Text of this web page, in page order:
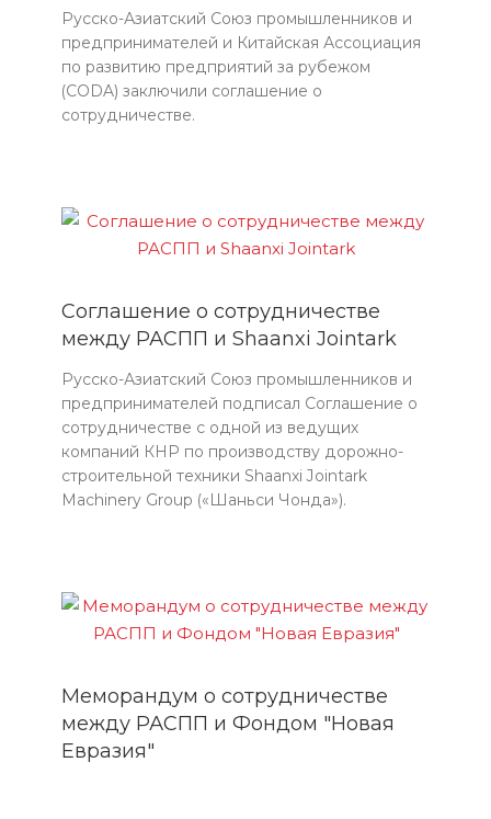
Русско-Азиатский Союз промышленников и
предпринимателей и Китайская Ассоциация
по развитию предприятий за рубежом
(CODA) заключили соглашение о
сотрудничестве.
Соглашение о сотрудничестве
между РАСПП и Shaanxi Jointark
Русско-Азиатский Союз промышленников и
предпринимателей подписал Соглашение о
сотрудничестве с одной из ведущих
компаний КНР по производству дорожно-
строительной техники Shaanxi Jointark
Machinery Group («Шаньси Чонда»).
Меморандум о сотрудничестве
между РАСПП и Фондом "Новая
Евразия"